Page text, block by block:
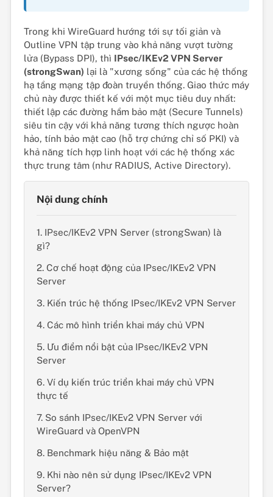
Trong khi WireGuard hướng tới sự tối giản và
Outline VPN tập trung vào khả năng vượt tường
lửa (Bypass DPI), thì IPsec/IKEv2 VPN Server
(strongSwan) lại là "xương sống" của các hệ thống
hạ tầng mạng tập đoàn truyền thống. Giao thức máy
chủ này được thiết kế với một mục tiêu duy nhất:
thiết lập các đường hầm bảo mật (Secure Tunnels)
siêu tin cậy với khả năng tương thích ngược hoàn
hảo, tính bảo mật cao (hỗ trợ chứng chỉ số PKI) và
khả năng tích hợp linh hoạt với các hệ thống xác
thực trung tâm (như RADIUS, Active Directory).
Nội dung chính
1. IPsec/IKEv2 VPN Server (strongSwan) là
gì?
2. Cơ chế hoạt động của IPsec/IKEv2 VPN
Server
3. Kiến trúc hệ thống IPsec/IKEv2 VPN Server
4. Các mô hình triển khai máy chủ VPN
5. Ưu điểm nổi bật của IPsec/IKEv2 VPN
Server
6. Ví dụ kiến trúc triển khai máy chủ VPN
thực tế
7. So sánh IPsec/IKEv2 VPN Server với
WireGuard và OpenVPN
8. Benchmark hiệu năng & Bảo mật
9. Khi nào nên sử dụng IPsec/IKEv2 VPN
Server?